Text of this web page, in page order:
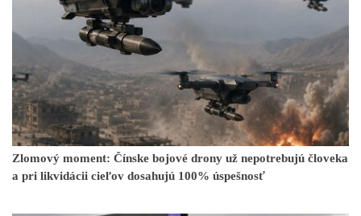
Zlomový moment: Čínske bojové drony už nepotrebujú človeka
a pri likvidácii cieľov dosahujú 100% úspešnosť